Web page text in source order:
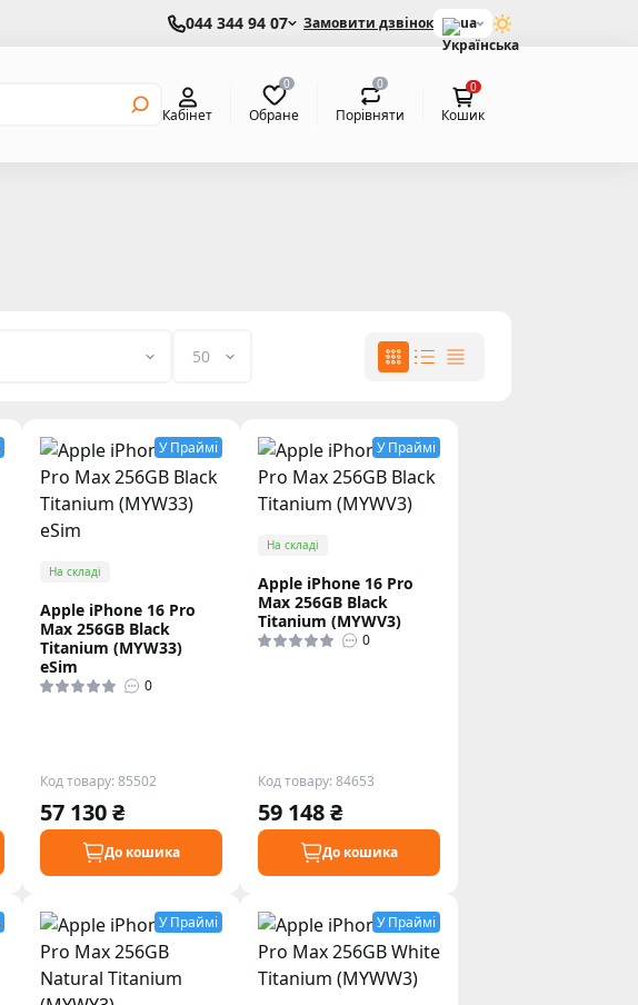
044 344 94 07 Замовити дзвінок ua
Кабінет
0
Обране
0
Порівняти
0
Кошик
У Праймі
На складі
Apple iPhone 16 Pro
Max 256GB Black
Titanium (MYW33)
eSim
0
Код товару: 85502
57 130 ₴
До кошика
У Праймі
На складі
Apple iPhone 16 Pro
Max 256GB Black
Titanium (MYWV3)
0
Код товару: 84653
59 148 ₴
До кошика
У Праймі У Праймі